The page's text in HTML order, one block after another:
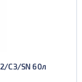
C3/SN 60л